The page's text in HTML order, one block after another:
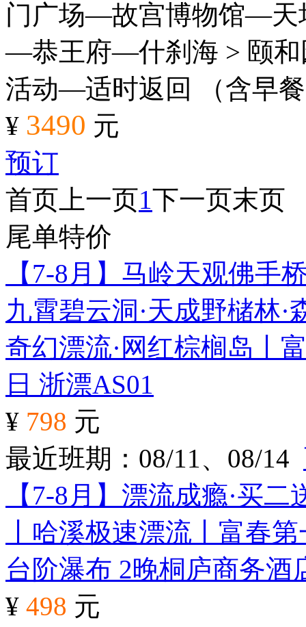
门广场—故宫博物馆—天
—恭王府—什刹海 > 颐
活动—适时返回 （含早
¥ 3490 元
预订
首页 上一页1下一页末页
尾单特价
【7-8月】马岭天观佛手
九霄碧云洞·天成野槠林
奇幻漂流·网红棕榈岛丨
日 浙漂AS01
¥ 798 元
最近班期：08/11、08/14
【7-8月】漂流成瘾·买
丨哈溪极速漂流丨富春
台阶瀑布 2晚桐庐商务
¥ 498 元